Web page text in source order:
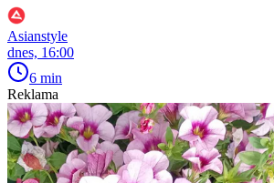
Asianstyle
dnes, 16:00
6 min
Reklama